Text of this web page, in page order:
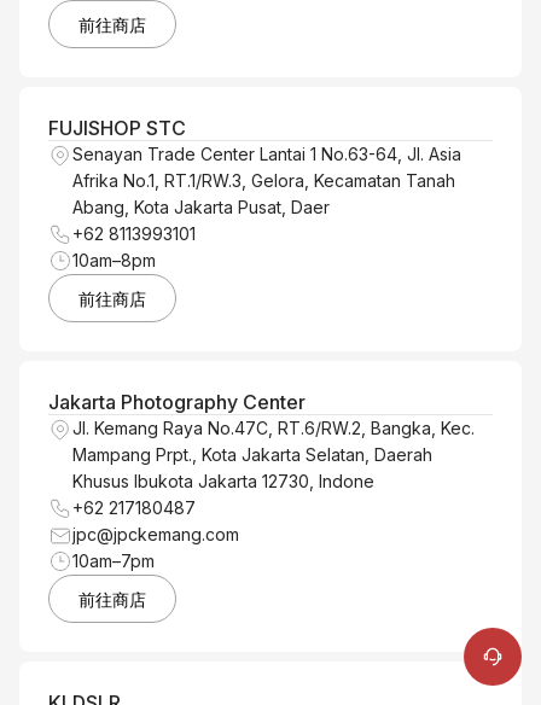
前往商店
FUJISHOP STC
Senayan Trade Center Lantai 1 No.63-64, Jl. Asia
Afrika No.1, RT.1/RW.3, Gelora, Kecamatan Tanah
Abang, Kota Jakarta Pusat, Daer
+62 8113993101
10am–8pm
前往商店
Jakarta Photography Center
Jl. Kemang Raya No.47C, RT.6/RW.2, Bangka, Kec.
Mampang Prpt., Kota Jakarta Selatan, Daerah
Khusus Ibukota Jakarta 12730, Indone
+62 217180487
jpc@jpckemang.com
10am–7pm
前往商店